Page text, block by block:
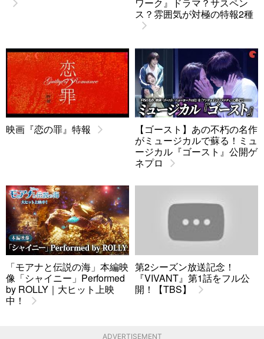
ワーク』ドラマ？サスペン
ス？雰囲気が対極の特報2種
映画『恋の罪』特報
【ゴースト】あの不朽の名作
がミュージカルで蘇る！ミュ
ージカル『ゴースト』公開ゲ
ネプロ
「モアナと伝説の海」本編映
像「シャイニー」Performed
by ROLLY｜大ヒット上映
中！
第2シーズン放送記念！
『VIVANT』第1話をフル公
開！【TBS】
ADVERTISEMENT